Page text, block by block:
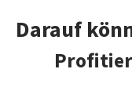
Darauf